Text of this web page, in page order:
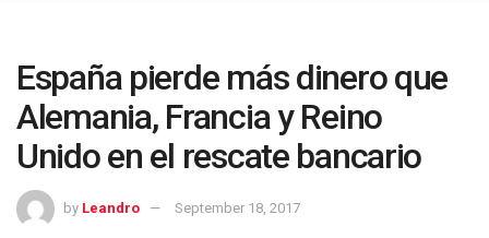
España pierde más dinero que
Alemania, Francia y Reino
Unido en el rescate bancario
by Leandro September 18, 2017